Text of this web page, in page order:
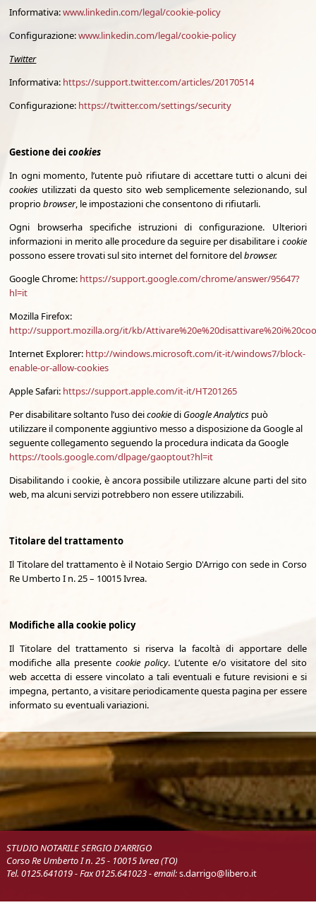
Informativa:www.linkedin.com/legal/cookie-policy
Configurazione:www.linkedin.com/legal/cookie-policy
Twitter
Informativa: https://support.twitter.com/articles/20170514
Configurazione: https://twitter.com/settings/security
Gestione deicookies
In ogni momento, l’utente può rifiutare di accettare tutti o alcuni dei
cookies utilizzati da questo sito web semplicemente selezionando, sul
propriobrowser, le impostazioni che consentono di rifiutarli.
Ogni browserha specifiche istruzioni di configurazione. Ulteriori
informazioni in merito alle procedure da seguire per disabilitare i cookie
possono essere trovati sul sito internet del fornitore delbrowser.
Google Chrome: https://support.google.com/chrome/answer/95647?
hl=it
Mozilla Firefox:
http://support.mozilla.org/it/kb/
Internet Explorer: http://windows.microsoft.com/it-it/windows7/block-
enable-or-allow-cookies
Apple Safari: https://support.apple.com/it-it/HT201265
Per disabilitare soltanto l’uso deicookiedi Google Analytics può
utilizzare il componente aggiuntivo messo a disposizione da Google al
seguente collegamento seguendo la procedura indicata da Google
https://tools.google.com/dlpage/gaoptout?hl=it
Disabilitando i cookie, è ancora possibile utilizzare alcune parti del sito
web, ma alcuni servizi potrebbero non essere utilizzabili.
Titolare del trattamento
Il Titolare del trattamento è il Notaio Sergio D'Arrigo con sede in Corso
Re Umberto I n. 25 – 10015 Ivrea.
Modifiche alla cookie policy
Il Titolare del trattamento si riserva la facoltà di apportare delle
modifiche alla presentecookie policy. L’utente e/o visitatore del sito
web accetta di essere vincolato a tali eventuali e future revisioni e si
impegna, pertanto, a visitare periodicamente questa pagina per essere
informato su eventuali variazioni.
STUDIO NOTARILE SERGIO D'ARRIGO
Corso Re Umberto I n. 25 - 10015 Ivrea (TO)
Tel. 0125.641019 - Fax 0125.641023 - email:s.darrigo@libero.it